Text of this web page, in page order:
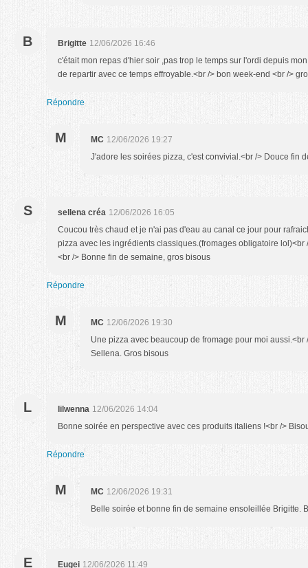
B Brigitte 12/06/2026 16:46
c'était mon repas d'hier soir ,pas trop le temps sur l'ordi depuis
de repartir avec ce temps effroyable.<br /> bon week-end <br />
Répondre
M MC 12/06/2026 19:27
J'adore les soirées pizza, c'est convivial.<br /> Douce fin
S sellena créa 12/06/2026 16:05
Coucou très chaud et je n'ai pas d'eau au canal ce jour pour
pizza avec les ingrédients classiques.(fromages obligatoire lol)<br
<br /> Bonne fin de semaine, gros bisous
Répondre
M MC 12/06/2026 19:30
Une pizza avec beaucoup de fromage pour moi
Sellena. Gros bisous
L lilwenna 12/06/2026 14:04
Bonne soirée en perspective avec ces produits italiens !<br />
Répondre
M MC 12/06/2026 19:31
Belle soirée et bonne fin de semaine ensoleillée Brigitte.
E Eugei 12/06/2026 11:49